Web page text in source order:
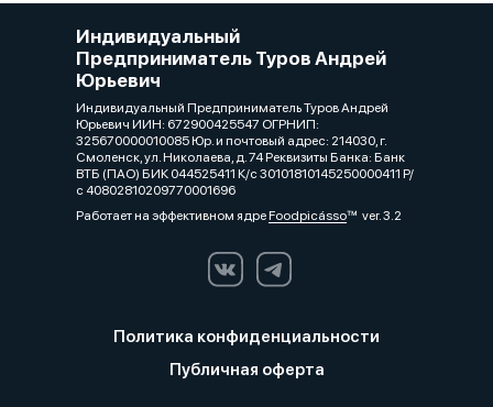
Индивидуальный
Предприниматель Туров Андрей
Юрьевич
Индивидуальный Предприниматель Туров Андрей
Юрьевич ИИН: 672900425547 ОГРНИП:
325670000010085 Юр. и почтовый адрес: 214030, г.
Смоленск, ул. Николаева, д. 74 Реквизиты Банка: Банк
ВТБ (ПАО) БИК 044525411 К/с 30101810145250000411 Р/
с 40802810209770001696
Работает на эффективном ядреFoodpicássover. 3.2
Политика конфиденциальности
Публичная оферта